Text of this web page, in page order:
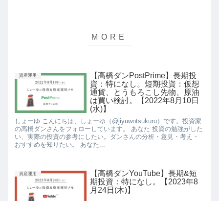
資産運用
【高橋ダンPostPrime】長期投
資：特になし。短期投資：仮想
通貨、とうもろこし先物、原油
は買い検討。【2022年8月10日
(水)】
しょーゆ こんにちは、しょーゆ（@jiyuwotsukuru）です。投資家
の高橋ダンさんをフォローしています。 あなた 投資の勉強がした
い、実際の投資の参考にしたい。ダンさんの分析・意見・考え・
おすすめを知りたい。 あなた...
資産運用
【高橋ダンYouTube】長期&短
期投資：特になし。【2023年8
月24日(木)】